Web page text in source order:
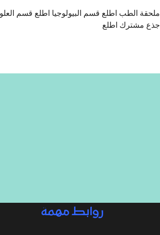
ملحقة الطب اطلع قسم البيولوجيا اطلع قسم
جذع مشترك اطلع
روابط مهمة